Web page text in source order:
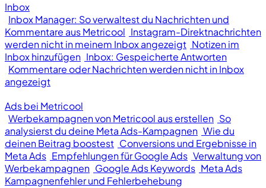
Inbox
Inbox Manager: So verwaltest du Nachrichten und
Kommentare aus Metricool Instagram-Direktnachrichten
werden nicht in meinem Inbox angezeigt Notizen im
Inbox hinzufügen Inbox: Gespeicherte Antworten
Kommentare oder Nachrichten werden nicht in Inbox
angezeigt
Ads bei Metricool
Werbekampagnen von Metricool aus erstellen So
analysierst du deine Meta Ads-Kampagnen Wie du
deinen Beitrag boostest Conversions und Ergebnisse in
Meta Ads Empfehlungen für Google Ads Verwaltung von
Werbekampagnen Google Ads Keywords Meta Ads
Kampagnenfehler und Fehlerbehebung